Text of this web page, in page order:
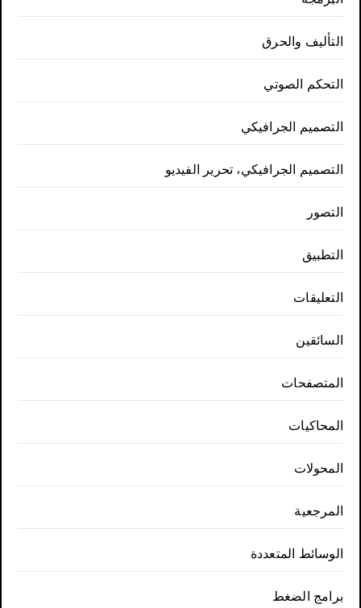
التأليف والحرق
التحكم الصوتي
التصميم الجرافيكي
التصميم الجرافيكي، تحرير الفيديو
التصور
التطبيق
التعليقات
السائقين
المتصفحات
المحاكيات
المحولات
المرجعية
الوسائط المتعددة
برامج الضغط